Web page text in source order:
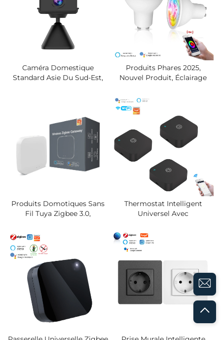
Caméra Domestique
Standard Asie Du Sud-Est,
Résolution 1080p HD
Produits Phares 2025,
Nouvel Produit, Éclairage
Ampoule LED, Minuterie,
Commande Tuya, Smart Life,
Ampoule Intelligente
Produits Domotiques Sans
Fil Tuya Zigbee 3.0,
Vocale Via Alexa Google
Home, Dispositifs De
Contrôle À Distance,
Concentrateur Passerelle
Intelligent
Thermostat Intelligent
Universel Avec
Contrôleur De Climatisation
Intégré, Capteur De
Température Et D'humidité,
Émetteur Infrarouge